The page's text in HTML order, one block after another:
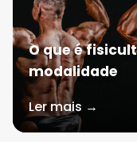
O que é
modalidade
Ler mais →